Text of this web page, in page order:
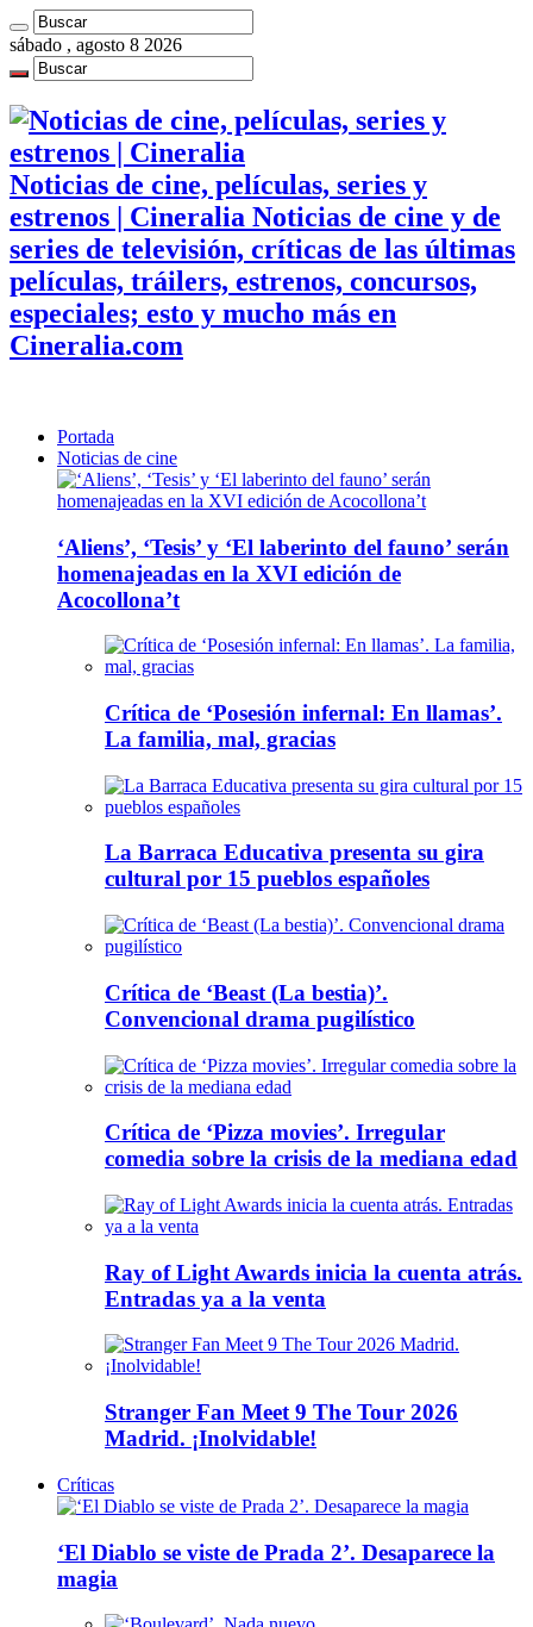
sábado , agosto 8 2026
Noticias de cine, películas, series y
estrenos | Cineralia Noticias de cine y de
series de televisión, críticas de las últimas
películas, tráilers, estrenos, concursos,
especiales; esto y mucho más en
Cineralia.com
Portada
Noticias de cine
‘Aliens’, ‘Tesis’ y ‘El laberinto del fauno’ serán
homenajeadas en la XVI edición de
Acocollona’t
Crítica de ‘Posesión infernal: En llamas’.
La familia, mal, gracias
La Barraca Educativa presenta su gira
cultural por 15 pueblos españoles
Crítica de ‘Beast (La bestia)’.
Convencional drama pugilístico
Crítica de ‘Pizza movies’. Irregular
comedia sobre la crisis de la mediana edad
Ray of Light Awards inicia la cuenta atrás.
Entradas ya a la venta
Stranger Fan Meet 9 The Tour 2026
Madrid. ¡Inolvidable!
Críticas
‘El Diablo se viste de Prada 2’. Desaparece la
magia